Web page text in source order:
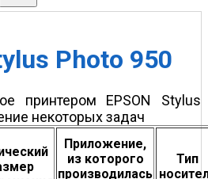
Photo 950
принтером EPSON Stylus
некоторых задач
Приложение,
из которого
производилась
Тип